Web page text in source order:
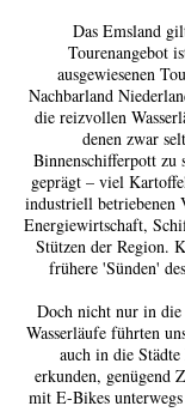
Das Emsland
Tourenangebot
ausgewiesenen
Nachbarland
die reizvollen
denen zwar
Binnenschifferpott zu
geprägt – viel
industriell betriebenen
Energiewirtschaft,
Stützen der Region.
frühere 'Sünden'
Doch nicht nur in
Wasserläufe führten
auch in die
erkunden, genügend
mit E-Bikes unterwegs